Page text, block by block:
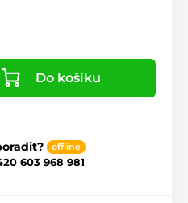
Do košíku
offline
603 968 981